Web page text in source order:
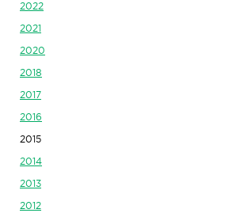
2022
2021
2020
2018
2017
2016
2015
2014
2013
2012